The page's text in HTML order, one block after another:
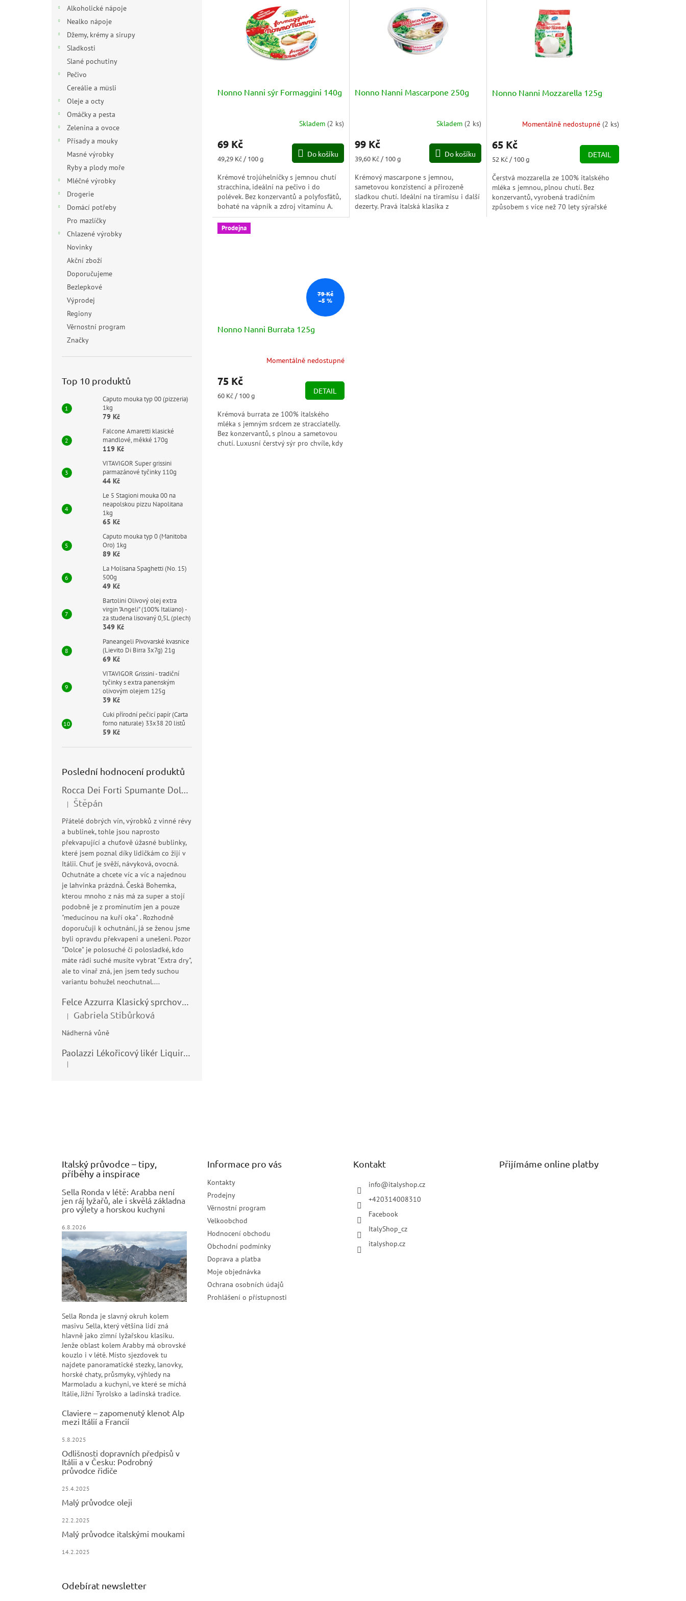
Alkoholické nápoje
Nealko nápoje
Džemy, krémy a sirupy
Sladkosti
Slané pochutiny
Pečivo
Cereálie a müsli
Oleje a octy
Omáčky a pesta
Zelenina a ovoce
Přísady a mouky
Masné výrobky
Ryby a plody moře
Mléčné výrobky
Drogerie
Domácí potřeby
Pro mazlíčky
Chlazené výrobky
Novinky
Akční zboží
Doporučujeme
Bezlepkové
Výprodej
Regiony
Věrnostní program
Značky
Top 10 produktů
Caputo mouka typ 00 (pizzeria)
1kg
79 Kč
Falcone Amaretti klasické
mandlové, měkké 170g
119 Kč
VITAVIGOR Super grissini
parmazánové tyčinky 110g
44 Kč
Le 5 Stagioni mouka 00 na
neapolskou pizzu Napolitana
1kg
65 Kč
Caputo mouka typ 0 (Manitoba
Oro) 1kg
89 Kč
La Molisana Spaghetti (No. 15)
500g
49 Kč
Bartolini Olivový olej extra
virgin "Angeli" (100% Italiano) -
za studena lisovaný 0,5L (plech)
349 Kč
Paneangeli Pivovarské kvasnice
(Lievito Di Birra 3x7g) 21g
69 Kč
VITAVIGOR Grissini - tradiční
tyčinky s extra panenským
olivovým olejem 125g
39 Kč
Cuki přírodní pečicí papír (Carta
forno naturale) 33x38 20 listů
59 Kč
Poslední hodnocení produktů
Rocca Dei Forti Spumante Dolce 11,5% 0,75l
Hodnocení produktu je 5 z 5 hvězdiček.
| Štěpán
Přátelé dobrých vín, výrobků z vinné révy
a bublinek, tohle jsou naprosto
překvapující a chuťově úžasné bublinky,
které jsem poznal díky lidičkám co žijí v
Itálii. Chuť je svěží, návyková, ovocná.
Ochutnáte a chcete víc a víc a najednou
je lahvinka prázdná. Česká Bohemka,
kterou mnoho z nás má za super a stojí
podobně je z prominutím jen a pouze
"meducínou na kuří oka" . Rozhodně
doporučuji k ochutnání, já se ženou jsme
byli opravdu překvapeni a unešeni. Pozor
"Dolce" je polosuché či polosladké, kdo
máte rádi suché musíte vybrat "Extra dry",
ale to vinař zná, jen jsem tedy suchou
variantu bohužel neochutnal....
Felce Azzurra Klasický sprchový gel - doccia gel 400ml
Hodnocení produktu je 5 z 5 hvězdiček.
| Gabriela Stibůrková
Nádherná vůně
Paolazzi Lékořicový likér Liquirizia 24% 0,7L
Hodnocení produktu je 5 z 5 hvězdiček.
|
Nonno Nanni sýr Formaggini 140g
Skladem (2 ks)
69 Kč
Měrná
49,29 Kč / 100 g
Do košíku
Krémové trojúhelníčky s jemnou chutí
stracchina, ideální na pečivo i do
polévek. Bez konzervantů a polyfosfátů,
bohaté na vápník a zdroj vitamínu A.
Praktické balení 8 porcí.
Nonno Nanni Mascarpone 250g
Skladem(2 ks)
99 Kč
Měrná
39,60 Kč / 100 g
Do košíku
Krémový mascarpone s jemnou,
sametovou konzistencí a přirozeně
sladkou chutí. Ideální na tiramisu i další
dezerty. Pravá italská klasika z
Nonno Nanni Mozzarella 125g
Momentálně nedostupné(2 ks)
65 Kč
Měrná
52 Kč / 100 g
DETAIL
Čerstvá mozzarella ze 100% italského
mléka s jemnou, plnou chutí. Bez
konzervantů, vyrobená tradičním
způsobem s více než 70 lety sýrařské
Prodejna
79 Kč
–5 %
Nonno Nanni Burrata 125g
Momentálně nedostupné
75 Kč
Měrná
60 Kč / 100 g
DETAIL
Krémová burrata ze 100% italského
mléka s jemným srdcem ze stracciatelly.
Bez konzervantů, s plnou a sametovou
chutí. Luxusní čerstvý sýr pro chvíle, kdy
Italský průvodce – tipy,
příběhy a inspirace
Sella Ronda v létě: Arabba není
jen ráj lyžařů, ale i skvělá základna
pro výlety a horskou kuchyni
6.8.2026
Sella Ronda je slavný okruh kolem
masivu Sella, který většina lidí zná
hlavně jako zimní lyžařskou klasiku.
Jenže oblast kolem Arabby má obrovské
kouzlo i v létě. Místo sjezdovek tu
najdete panoramatické stezky, lanovky,
horské chaty, průsmyky, výhledy na
Marmoladu a kuchyni, ve které se míchá
Itálie, Jižní Tyrolsko a ladinská tradice.
Claviere – zapomenutý klenot Alp
mezi Itálií a Francií
5.8.2025
Odlišnosti dopravních předpisů v
Itálii a v Česku: Podrobný
průvodce řidiče
25.4.2025
Malý průvodce oleji
22.2.2025
Malý průvodce italskými moukami
14.2.2025
Informace pro vás
Kontakty
Prodejny
Věrnostní program
Velkoobchod
Hodnocení obchodu
Obchodní podmínky
Doprava a platba
Moje objednávka
Ochrana osobních údajů
Prohlášení o přístupnosti
Kontakt
info@italyshop.cz
+420314008310
Facebook
ItalyShop_cz
italyshop.cz
Přijímáme online platby
Odebírat newsletter